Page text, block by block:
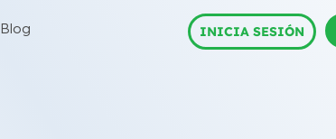
Blog INICIA SESIÓN